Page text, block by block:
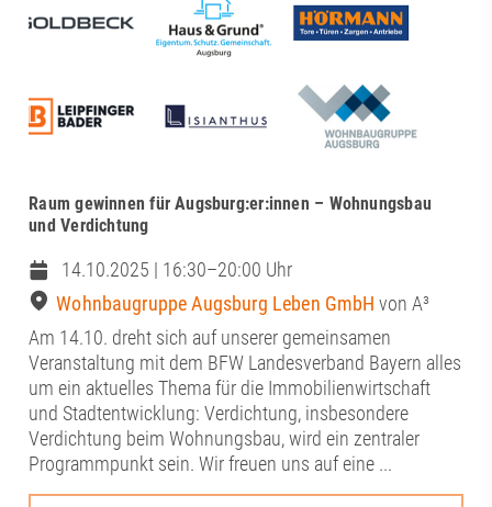
Raum gewinnen für Augsburg:er:innen – Wohnungsbau
und Verdichtung
14.10.2025 | 16:30–20:00 Uhr
Wohnbaugruppe Augsburg Leben GmbH von A³
Am 14.10. dreht sich auf unserer gemeinsamen
Veranstaltung mit dem BFW Landesverband Bayern alles
um ein aktuelles Thema für die Immobilienwirtschaft
und Stadtentwicklung: Verdichtung, insbesondere
Verdichtung beim Wohnungsbau, wird ein zentraler
Programmpunkt sein. Wir freuen uns auf eine ...